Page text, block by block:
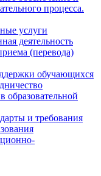
процесса.
услуги
деятельность
(перевода)
обучающихся
образовательной
и требования